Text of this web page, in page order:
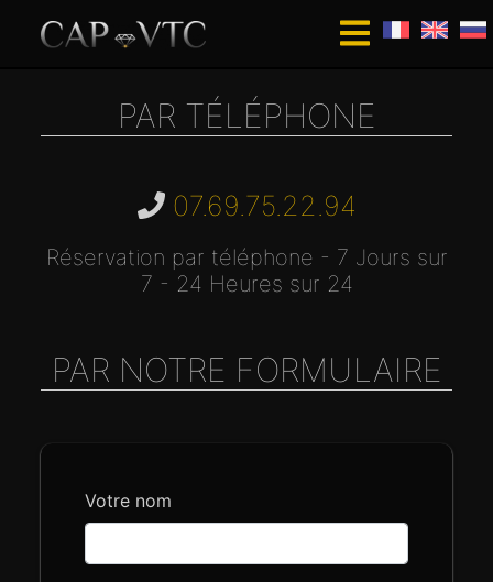
PAR TÉLÉPHONE
07.69.75.22.94
Réservation par téléphone - 7 Jours sur
7 - 24 Heures sur 24
PAR NOTRE FORMULAIRE
Votre nom